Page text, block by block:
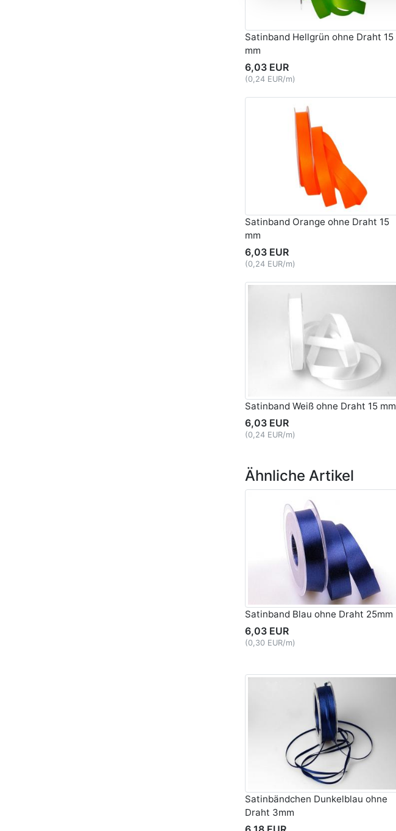
Satinband Hellgrün ohne Draht 15
mm
6,03 EUR
(0,24 EUR/m)
Satinband Orange ohne Draht 15
mm
6,03 EUR
(0,24 EUR/m)
Satinband Weiß ohne Draht 15 mm
6,03 EUR
(0,24 EUR/m)
Ähnliche Artikel
Satinband Blau ohne Draht 25mm
6,03 EUR
(0,30 EUR/m)
Satinbändchen Dunkelblau ohne
Draht 3mm